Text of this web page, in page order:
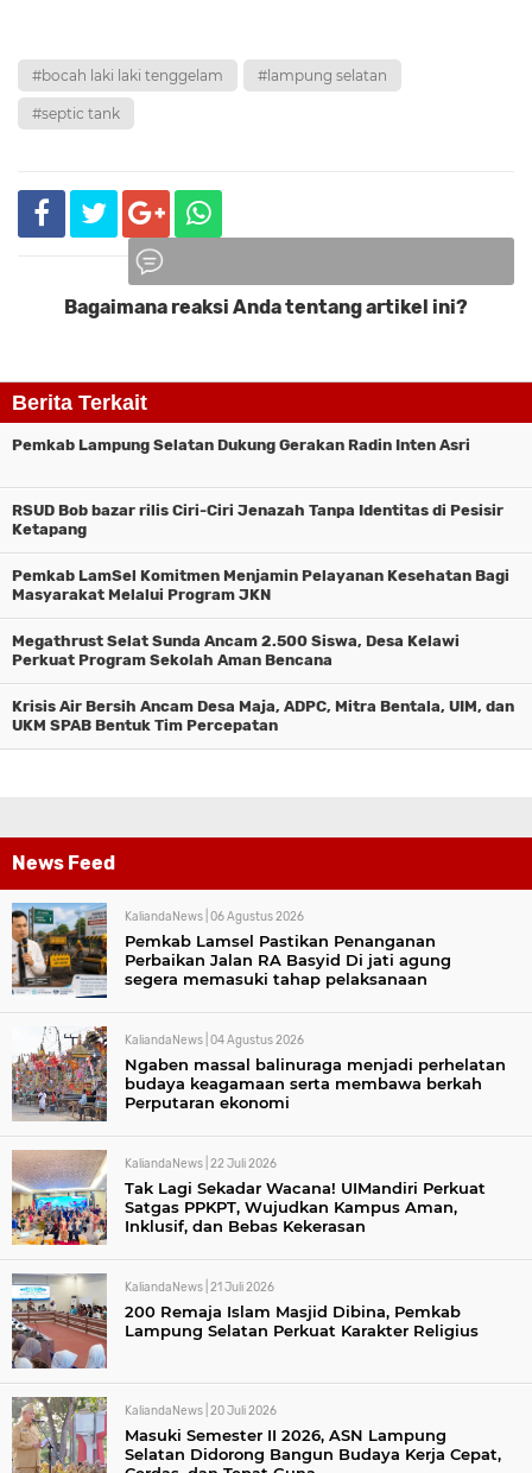
#bocah laki laki tenggelam #lampung selatan
#septic tank
Komentar
Bagaimana reaksi Anda tentang artikel ini?
Berita Terkait
Pemkab Lampung Selatan Dukung Gerakan Radin Inten Asri
RSUD Bob bazar rilis Ciri-Ciri Jenazah Tanpa Identitas di Pesisir
Ketapang
Pemkab LamSel Komitmen Menjamin Pelayanan Kesehatan Bagi
Masyarakat Melalui Program JKN
Megathrust Selat Sunda Ancam 2.500 Siswa, Desa Kelawi
Perkuat Program Sekolah Aman Bencana
Krisis Air Bersih Ancam Desa Maja, ADPC, Mitra Bentala, UIM, dan
UKM SPAB Bentuk Tim Percepatan
News Feed
KaliandaNews | 06 Agustus 2026
Pemkab Lamsel Pastikan Penanganan
Perbaikan Jalan RA Basyid Di jati agung
segera memasuki tahap pelaksanaan
KaliandaNews | 04 Agustus 2026
Ngaben massal balinuraga menjadi perhelatan
budaya keagamaan serta membawa berkah
Perputaran ekonomi
KaliandaNews | 22 Juli 2026
Tak Lagi Sekadar Wacana! UIMandiri Perkuat
Satgas PPKPT, Wujudkan Kampus Aman,
Inklusif, dan Bebas Kekerasan
KaliandaNews | 21 Juli 2026
200 Remaja Islam Masjid Dibina, Pemkab
Lampung Selatan Perkuat Karakter Religius
KaliandaNews | 20 Juli 2026
Masuki Semester II 2026, ASN Lampung
Selatan Didorong Bangun Budaya Kerja Cepat,